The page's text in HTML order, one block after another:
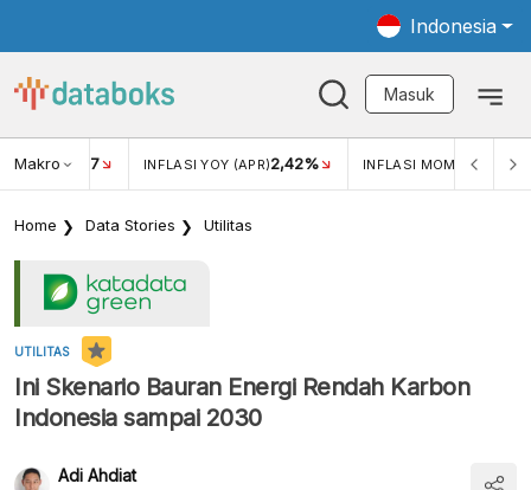
Indonesia
Masuk
Makro
USD/IDR 17 INFLASI YOY (APR)2,42% INFLASI MOM (MAR)
Home Data Stories Utilitas
UTILITAS
Ini Skenario Bauran Energi Rendah Karbon
Indonesia sampai 2030
Adi Ahdiat